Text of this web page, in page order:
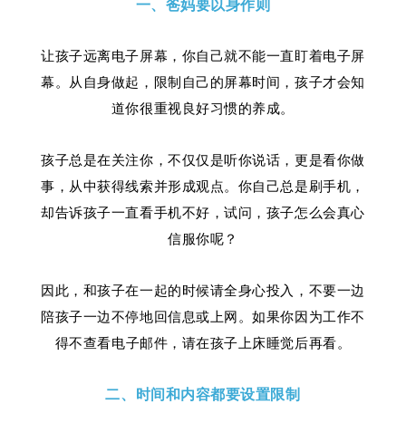
一、爸妈要以身作则
让孩子远离电子屏幕，你自己就不能一直盯着电子屏
幕。从自身做起，限制自己的屏幕时间，孩子才会知
道你很重视良好习惯的养成。
孩子总是在关注你，不仅仅是听你说话，更是看你做
事，从中获得线索并形成观点。你自己总是刷手机，
却告诉孩子一直看手机不好，试问，孩子怎么会真心
信服你呢？
因此，和孩子在一起的时候请全身心投入，不要一边
陪孩子一边不停地回信息或上网。如果你因为工作不
得不查看电子邮件，请在孩子上床睡觉后再看。
二、时间和内容都要设置限制